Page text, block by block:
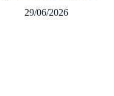
29/06/2026